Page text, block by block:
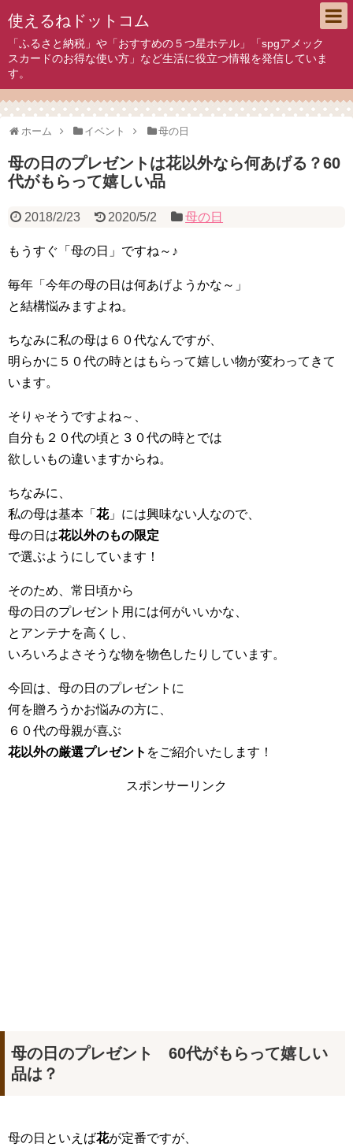
使えるねドットコム
「ふるさと納税」や「おすすめの５つ星ホテル」「spgアメック
スカードのお得な使い方」など生活に役立つ情報を発信していま
す。
ホーム イベント 母の日
母の日のプレゼントは花以外なら何あげる？60
代がもらって嬉しい品
2018/2/23 2020/5/2 母の日
もうすぐ「母の日」ですね～♪
毎年「今年の母の日は何あげようかな～」
と結構悩みますよね。
ちなみに私の母は６０代なんですが、
明らかに５０代の時とはもらって嬉しい物が変わってきて
います。
そりゃそうですよね～、
自分も２０代の頃と３０代の時とでは
欲しいもの違いますからね。
ちなみに、
私の母は基本「 花」には興味ない人なので、
母の日は花以外のもの限定
で選ぶようにしています！
そのため、常日頃から
母の日のプレゼント用には何がいいかな、
とアンテナを高くし、
いろいろよさそうな物を物色したりしています。
今回は、母の日のプレゼントに
何を贈ろうかお悩みの方に、
６０代の母親が喜ぶ
花以外の厳選プレゼント をご紹介いたします！
スポンサーリンク
母の日のプレゼント 60代がもらって嬉しい
品は？
母の日といえば花が定番ですが、